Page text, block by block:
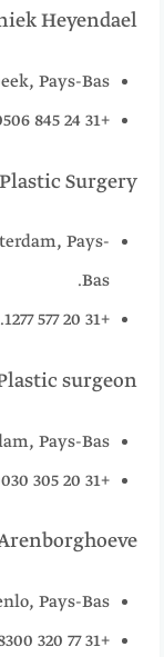
Heyendael
Pays-Bas.
+31 24 845 0506.
Surgery
Pays-
Bas.
+31 20 577 1277.
surgeon
Pays-Bas.
+31 20 305 0030.
Pays-Bas.
+31 77 320 8300.